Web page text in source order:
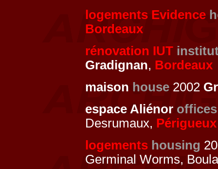
logements Evidence
Bordeaux
rénovation IUT
Gradignan, Bordeaux
maison house 2002
espace Aliénor offices
Desrumaux, Périgueux
logements housing
Germinal Worms,